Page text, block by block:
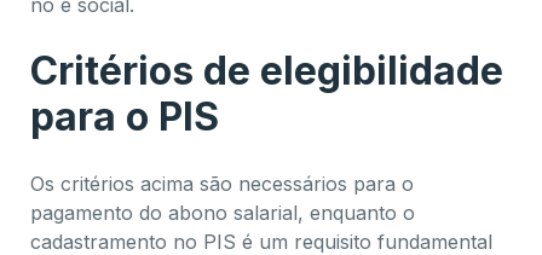
no e social.
Critérios de elegibilidade
para o PIS
Os critérios acima são necessários para o
pagamento do abono salarial, enquanto o
cadastramento no PIS é um requisito fundamental